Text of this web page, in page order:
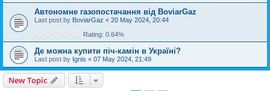
Автономне газопостачання від BoviarGaz
Last post by BoviarGaz « 20 May 2024, 20:44
Rating: 0.64%
Де можна купити піч-камін в Україні?
Last post by Ignis « 07 May 2024, 21:49
New Topic